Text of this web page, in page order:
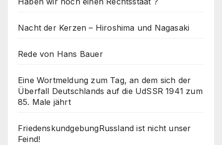
Nacht der Kerzen – Hiroshima und Nagasaki
Rede von Hans Bauer
Eine Wortmeldung zum Tag, an dem sich der
Überfall Deutschlands auf die UdSSR 1941 zum
85. Male jährt
FriedenskundgebungRussland ist nicht unser
Feind!